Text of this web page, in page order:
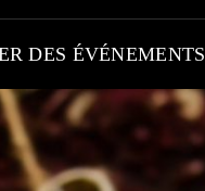
DES ÉVÉNEMENTS